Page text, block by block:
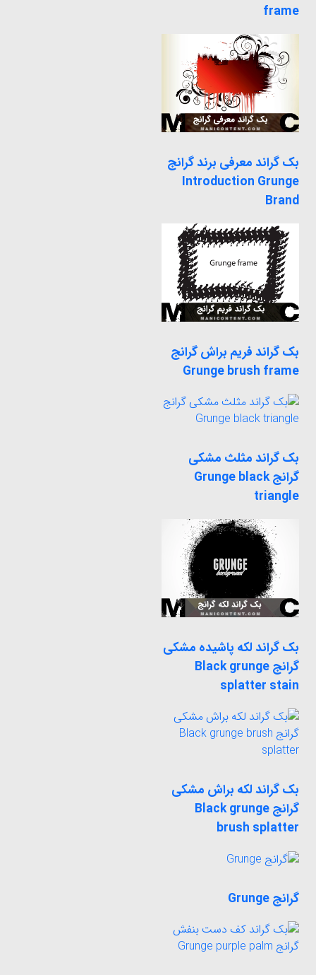
frame
بک گراند معرفی برند گرانج
Introduction Grunge
Brand
بک گراند فریم براش گرانج
Grunge brush frame
بک گراند مثلث مشکی
گرانج Grunge black
triangle
بک گراند لکه پاشیده مشکی
گرانج Black grunge
splatter stain
بک گراند لکه براش مشکی
گرانج Black grunge
brush splatter
گرانج Grunge